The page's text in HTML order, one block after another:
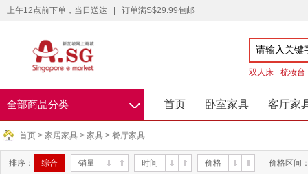
上午12点前下单，当日送达 订单满S$29.99包邮
双人床 梳妆台
全部商品分类 ◇ 首页 卧室家具 客厅家
首页 > 家居家具 > 家具 > 餐厅家具
排序： 综合 销量 时间 价格 价格区间